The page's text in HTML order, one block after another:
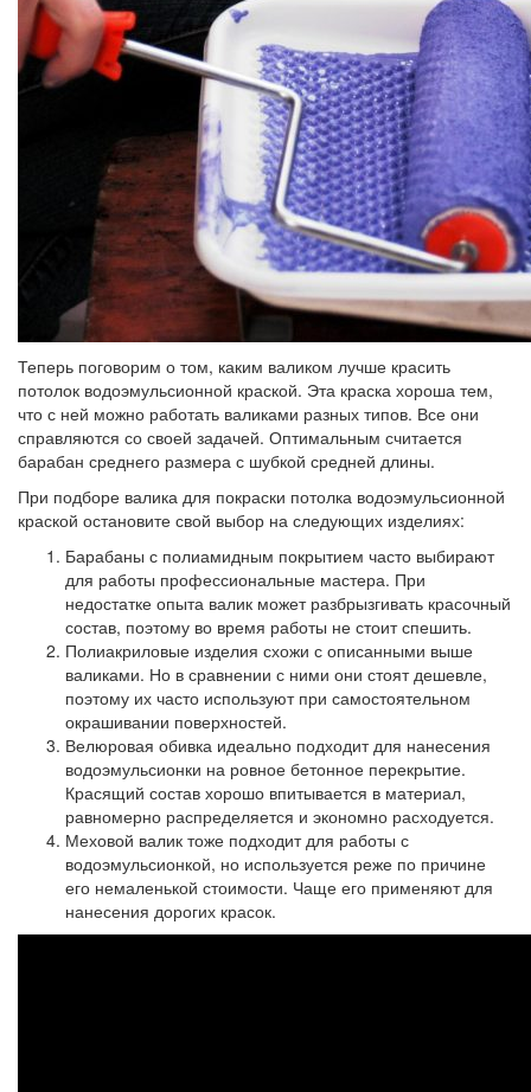
Теперь поговорим о том, каким валиком лучше красить
потолок водоэмульсионной краской. Эта краска хороша тем,
что с ней можно работать валиками разных типов. Все они
справляются со своей задачей. Оптимальным считается
барабан среднего размера с шубкой средней длины.
При подборе валика для покраски потолка водоэмульсионной
краской остановите свой выбор на следующих изделиях:
Барабаны с полиамидным покрытием часто выбирают
для работы профессиональные мастера. При
недостатке опыта валик может разбрызгивать красочный
состав, поэтому во время работы не стоит спешить.
Полиакриловые изделия схожи с описанными выше
валиками. Но в сравнении с ними они стоят дешевле,
поэтому их часто используют при самостоятельном
окрашивании поверхностей.
Велюровая обивка идеально подходит для нанесения
водоэмульсионки на ровное бетонное перекрытие.
Красящий состав хорошо впитывается в материал,
равномерно распределяется и экономно расходуется.
Меховой валик тоже подходит для работы с
водоэмульсионкой, но используется реже по причине
его немаленькой стоимости. Чаще его применяют для
нанесения дорогих красок.